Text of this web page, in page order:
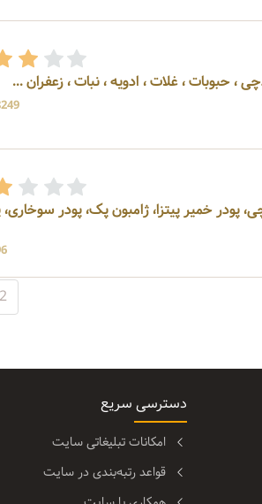
، حبوبات ، غلات ، ادویه ، نبات ، زعفران ...
8249
پودر خمیر پیتزا، ژامبون پک، پودر سوخاری،
96
2
دسترسی سریع
امکانات تبلیغاتی سایت
قواعد رتبه‌بندی در سایت